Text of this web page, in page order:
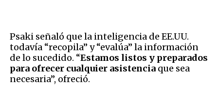
Psaki señaló que la inteligencia de EE.UU.
todavía “recopila” y “evalúa” la información
de lo sucedido. “Estamos listos y preparados
para ofrecer cualquier asistencia que sea
necesaria”, ofreció.